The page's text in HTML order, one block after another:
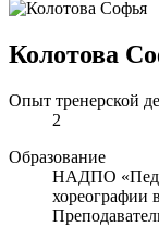
Колотова
Опыт тренерской
2
Образование
НАДПО
хореографии